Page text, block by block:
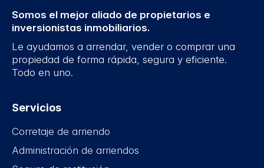
Somos el mejor aliado de propietarios e
inversionistas inmobiliarios.
Le ayudamos a arrendar, vender o comprar una
propiedad de forma rápida, segura y eficiente.
Todo en uno.
Servicios
Corretaje de arriendo
Administración de arriendos